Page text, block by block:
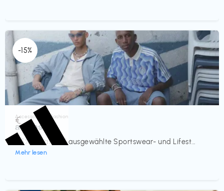
-15%
Accessoires & Fashion
adidas
-15% Rabatt auf ausgewählte Sportswear- und Lifest...
Mehr lesen
€‎